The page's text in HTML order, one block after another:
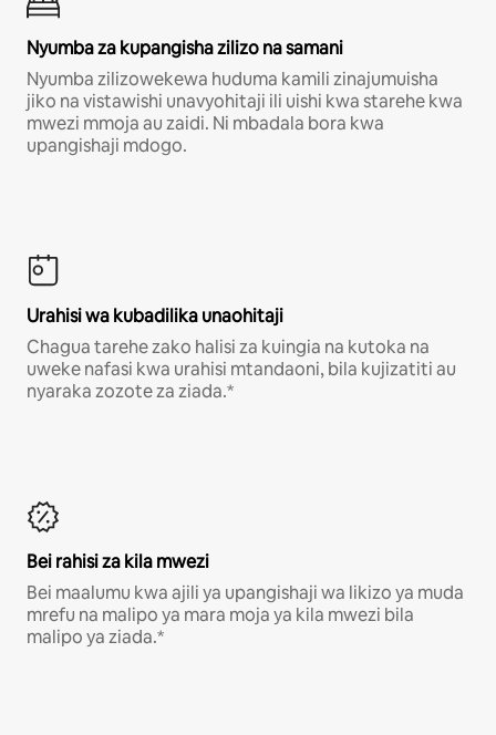
Nyumba za kupangisha zilizo na samani
Nyumba zilizowekewa huduma kamili zinajumuisha
jiko na vistawishi unavyohitaji ili uishi kwa starehe kwa
mwezi mmoja au zaidi. Ni mbadala bora kwa
upangishaji mdogo.
Urahisi wa kubadilika unaohitaji
Chagua tarehe zako halisi za kuingia na kutoka na
uweke nafasi kwa urahisi mtandaoni, bila kujizatiti au
nyaraka zozote za ziada.*
Bei rahisi za kila mwezi
Bei maalumu kwa ajili ya upangishaji wa likizo ya muda
mrefu na malipo ya mara moja ya kila mwezi bila
malipo ya ziada.*